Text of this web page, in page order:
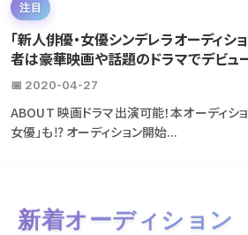
注目
「新人俳優・女優シンデレラオーディシ
者は豪華映画や話題のドラマでデビュ
📅 2020-04-27
ABOUT 映画ドラマ出演可能！本オーディシ
女優」も⁉ オーディション開始...
新着オーディション